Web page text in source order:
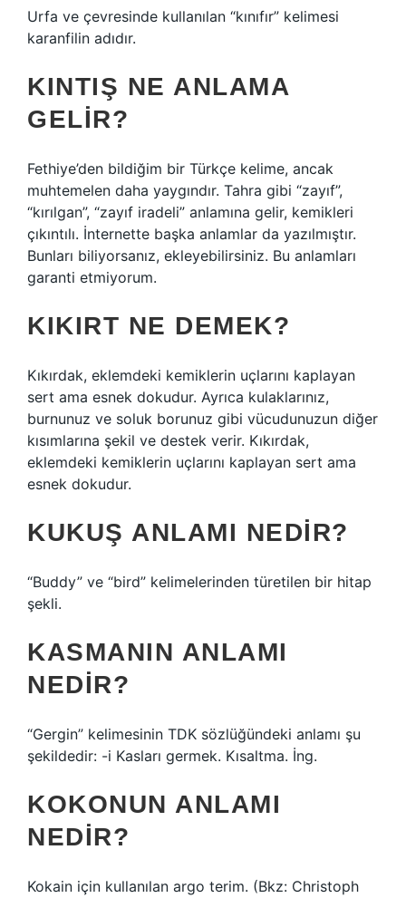
Urfa ve çevresinde kullanılan “kınıfır” kelimesi
karanfilin adıdır.
KINTIŞ NE ANLAMA
GELIR?
Fethiye’den bildiğim bir Türkçe kelime, ancak
muhtemelen daha yaygındır. Tahra gibi “zayıf”,
“kırılgan”, “zayıf iradeli” anlamına gelir, kemikleri
çıkıntılı. İnternette başka anlamlar da yazılmıştır.
Bunları biliyorsanız, ekleyebilirsiniz. Bu anlamları
garanti etmiyorum.
KIKIRT NE DEMEK?
Kıkırdak, eklemdeki kemiklerin uçlarını kaplayan
sert ama esnek dokudur. Ayrıca kulaklarınız,
burnunuz ve soluk borunuz gibi vücudunuzun diğer
kısımlarına şekil ve destek verir. Kıkırdak,
eklemdeki kemiklerin uçlarını kaplayan sert ama
esnek dokudur.
KUKUŞ ANLAMI NEDIR?
“Buddy” ve “bird” kelimelerinden türetilen bir hitap
şekli.
KASMANIN ANLAMI
NEDIR?
“Gergin” kelimesinin TDK sözlüğündeki anlamı şu
şekildedir: -i Kasları germek. Kısaltma. İng.
KOKONUN ANLAMI
NEDIR?
Kokain için kullanılan argo terim. (Bkz: Christoph